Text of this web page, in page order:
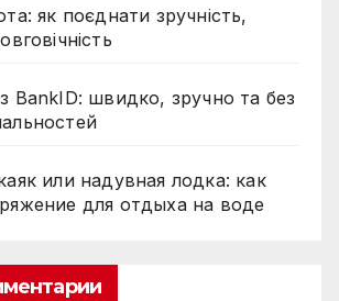
як поєднати зручність,
BankID: швидко, зручно та без
или надувная лодка: как
для отдыха на воде